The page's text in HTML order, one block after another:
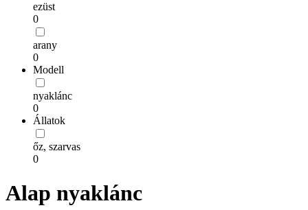
ezüst
0
arany
0
Modell
nyaklánc
0
Állatok
őz, szarvas
0
Alap nyaklánc